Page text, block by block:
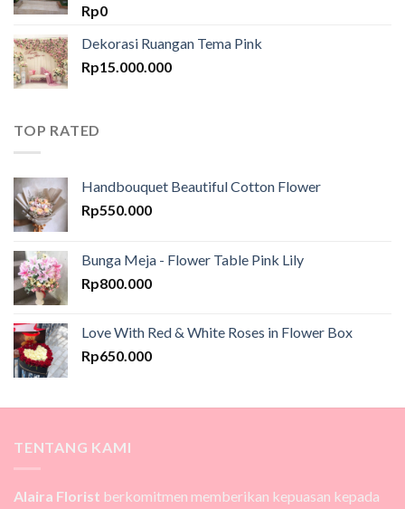
Rp0
Dekorasi Ruangan Tema Pink
Rp15.000.000
TOP RATED
Handbouquet Beautiful Cotton Flower
Rp550.000
Bunga Meja - Flower Table Pink Lily
Rp800.000
Love With Red & White Roses in Flower Box
Rp650.000
TENTANG KAMI
Alaira Florist berkomitmen memberikan kepuasan kepada